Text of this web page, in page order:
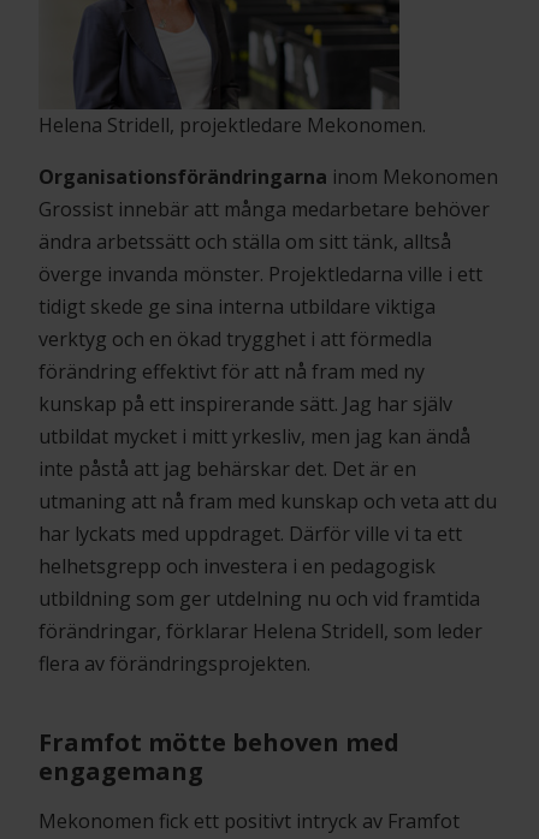
Helena Stridell, projektledare Mekonomen.
Organisationsförändringarna inom Mekonomen
Grossist innebär att många medarbetare behöver
ändra arbetssätt och ställa om sitt tänk, alltså
överge invanda mönster. Projektledarna ville i ett
tidigt skede ge sina interna utbildare viktiga
verktyg och en ökad trygghet i att förmedla
förändring effektivt för att nå fram med ny
kunskap på ett inspirerande sätt. Jag har själv
utbildat mycket i mitt yrkesliv, men jag kan ändå
inte påstå att jag behärskar det. Det är en
utmaning att nå fram med kunskap och veta att du
har lyckats med uppdraget. Därför ville vi ta ett
helhetsgrepp och investera i en pedagogisk
utbildning som ger utdelning nu och vid framtida
förändringar, förklarar Helena Stridell, som leder
flera av förändringsprojekten.
Framfot mötte behoven med
engagemang
Mekonomen fick ett positivt intryck av Framfot